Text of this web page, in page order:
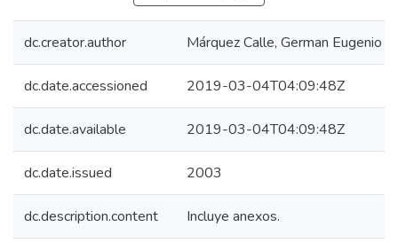
dc.creator.author Márquez Calle, German Eugenio
dc.date.accessioned 2019-03-04T04:09:48Z
dc.date.available 2019-03-04T04:09:48Z
dc.date.issued 2003
dc.description.content Incluye anexos.